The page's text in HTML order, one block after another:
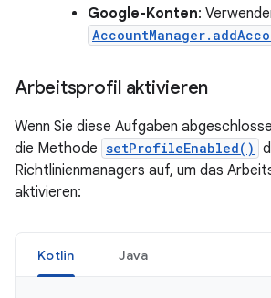
Google-Konten:
Arbeitsprofil aktivieren
Wenn Sie diese Aufgaben
die Methode setProfileEnabled()
Richtlinienmanagers auf, um das
aktivieren:
Kotlin Java